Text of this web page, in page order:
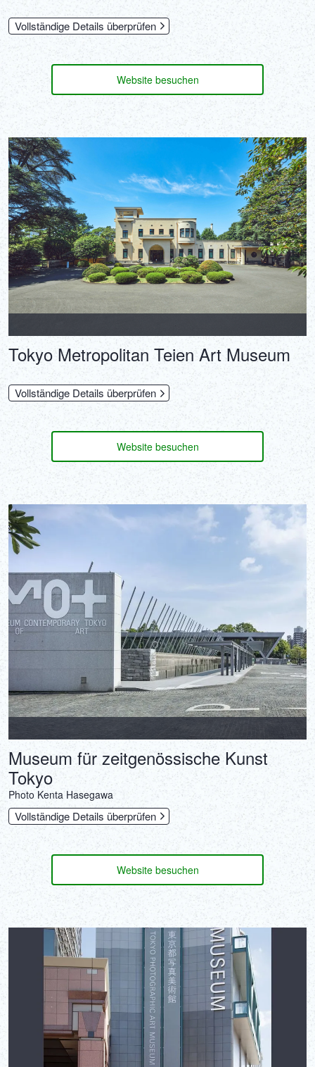
Vollständige Details überprüfen
Website besuchen
Tokyo Metropolitan Teien Art Museum
Vollständige Details überprüfen
Website besuchen
Museum für zeitgenössische Kunst
Tokyo
‎Photo Kenta Hasegawa
Vollständige Details überprüfen
Website besuchen